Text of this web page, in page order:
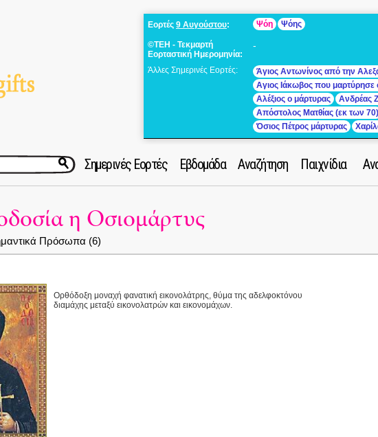
Εορτές 9 Αυγούστου: Ψόη Ψόης
©ΤΕΗ - Τεκμαρτή
Εορταστική Ημερομηνία:
-
Άλλες Σημερινές Εορτές: Άγιος Αντωνίνος από την
Αγιος Ιάκωβος που μαρτύρησε
Αλέξιος ο μάρτυρας
Ανδρέας
Απόστολος Ματθίας (εκ των 70)
Όσιος Πέτρος μάρτυρας
Σημερινές Εορτές Εβδομάδα Αναζήτηση Παιχνίδια
η Οσιομάρτυς
Πρόσωπα (6)
Ορθόδοξη μοναχή φανατική εικονολάτρης, θύμα της αδελφοκτόνου
διαμάχης μεταξύ εικονολατρών και εικονομάχων.